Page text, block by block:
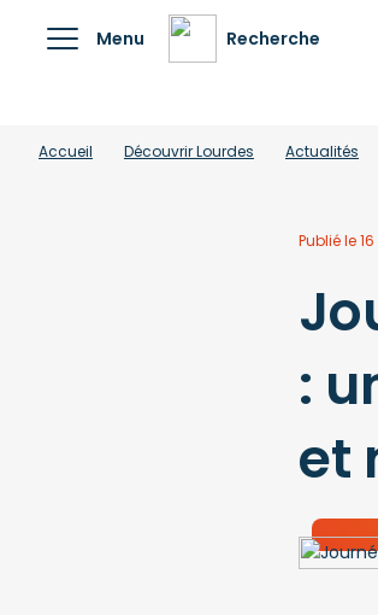
Menu Recherche
Accueil Découvrir Lourdes Actualités
Publié le
:
et